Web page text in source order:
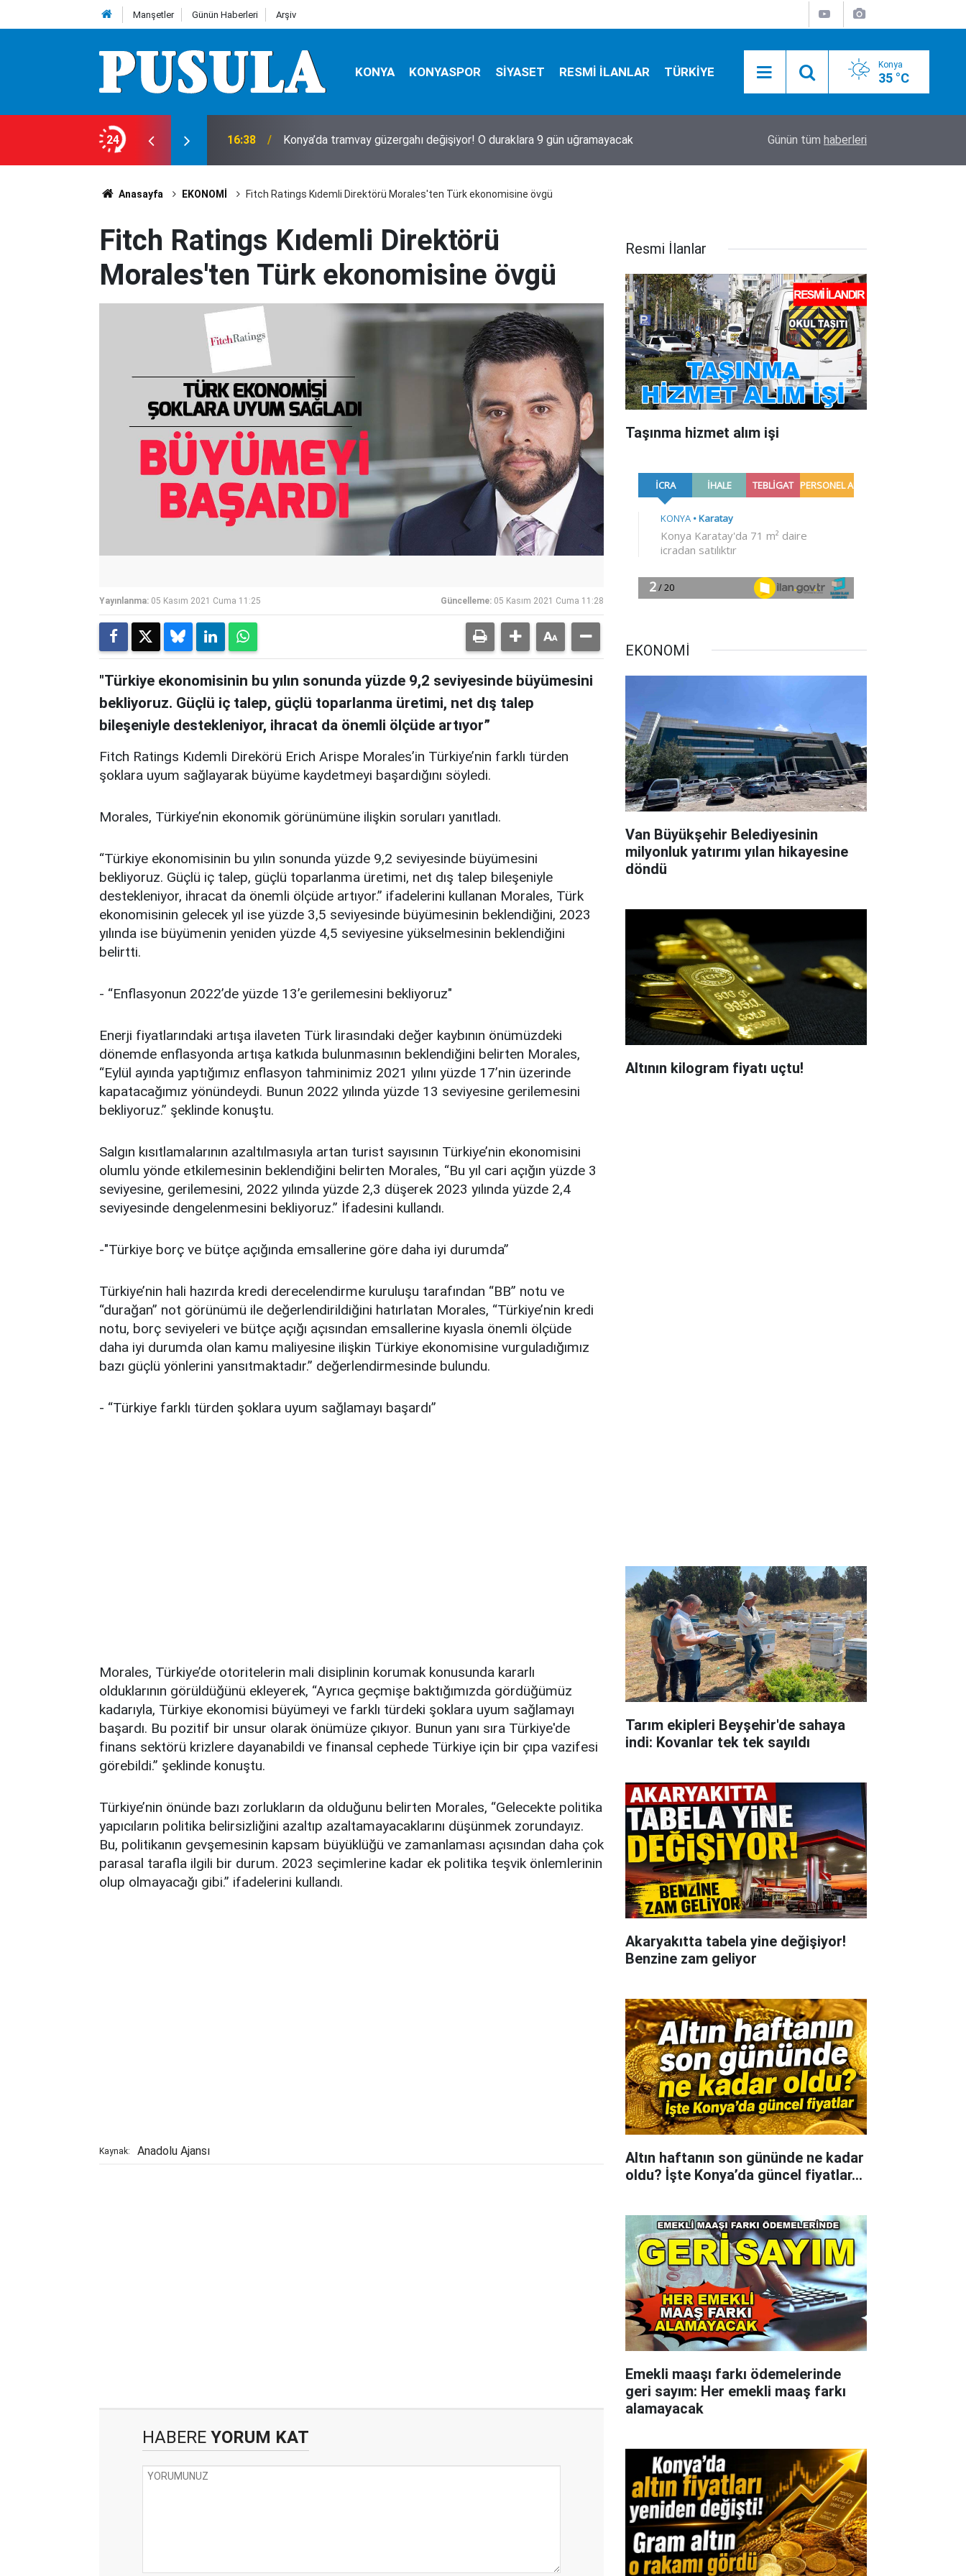
Manşetler Günün Haberleri Arşiv
KONYA KONYASPOR SİYASET RESMİ İLANLAR TÜRKİYE Konya
35 °C
24
para trafiği gündemde 16:38 Konya’da tramvay güzergahı değişiyor! O duraklara 9 gün uğramayacak İlker Başbuğ'dan Açıklama
Günün tüm haberleri
Anasayfa EKONOMİ Fitch Ratings Kıdemli Direktörü Morales'ten Türk ekonomisine övgü
Fitch Ratings Kıdemli Direktörü
Morales'ten Türk ekonomisine övgü
Yayınlanma: 05 Kasım 2021 Cuma 11:25 Güncelleme: 05 Kasım 2021 Cuma 11:28
"Türkiye ekonomisinin bu yılın sonunda yüzde 9,2 seviyesinde büyümesini
bekliyoruz. Güçlü iç talep, güçlü toparlanma üretimi, net dış talep
bileşeniyle destekleniyor, ihracat da önemli ölçüde artıyor”
Fitch Ratings Kıdemli Direkörü Erich Arispe Morales’in Türkiye’nin farklı türden
şoklara uyum sağlayarak büyüme kaydetmeyi başardığını söyledi.
Morales, Türkiye’nin ekonomik görünümüne ilişkin soruları yanıtladı.
“Türkiye ekonomisinin bu yılın sonunda yüzde 9,2 seviyesinde büyümesini
bekliyoruz. Güçlü iç talep, güçlü toparlanma üretimi, net dış talep bileşeniyle
destekleniyor, ihracat da önemli ölçüde artıyor.” ifadelerini kullanan Morales, Türk
ekonomisinin gelecek yıl ise yüzde 3,5 seviyesinde büyümesinin beklendiğini, 2023
yılında ise büyümenin yeniden yüzde 4,5 seviyesine yükselmesinin beklendiğini
belirtti.
- “Enflasyonun 2022’de yüzde 13’e gerilemesini bekliyoruz"
Enerji fiyatlarındaki artışa ilaveten Türk lirasındaki değer kaybının önümüzdeki
dönemde enflasyonda artışa katkıda bulunmasının beklendiğini belirten Morales,
“Eylül ayında yaptığımız enflasyon tahminimiz 2021 yılını yüzde 17’nin üzerinde
kapatacağımız yönündeydi. Bunun 2022 yılında yüzde 13 seviyesine gerilemesini
bekliyoruz.” şeklinde konuştu.
Salgın kısıtlamalarının azaltılmasıyla artan turist sayısının Türkiye’nin ekonomisini
olumlu yönde etkilemesinin beklendiğini belirten Morales, “Bu yıl cari açığın yüzde 3
seviyesine, gerilemesini, 2022 yılında yüzde 2,3 düşerek 2023 yılında yüzde 2,4
seviyesinde dengelenmesini bekliyoruz.” İfadesini kullandı.
-"Türkiye borç ve bütçe açığında emsallerine göre daha iyi durumda”
Türkiye’nin hali hazırda kredi derecelendirme kuruluşu tarafından “BB” notu ve
“durağan” not görünümü ile değerlendirildiğini hatırlatan Morales, “Türkiye’nin kredi
notu, borç seviyeleri ve bütçe açığı açısından emsallerine kıyasla önemli ölçüde
daha iyi durumda olan kamu maliyesine ilişkin Türkiye ekonomisine vurguladığımız
bazı güçlü yönlerini yansıtmaktadır.” değerlendirmesinde bulundu.
- “Türkiye farklı türden şoklara uyum sağlamayı başardı”
Morales, Türkiye’de otoritelerin mali disiplinin korumak konusunda kararlı
olduklarının görüldüğünü ekleyerek, “Ayrıca geçmişe baktığımızda gördüğümüz
kadarıyla, Türkiye ekonomisi büyümeyi ve farklı türdeki şoklara uyum sağlamayı
başardı. Bu pozitif bir unsur olarak önümüze çıkıyor. Bunun yanı sıra Türkiye'de
finans sektörü krizlere dayanabildi ve finansal cephede Türkiye için bir çıpa vazifesi
görebildi.” şeklinde konuştu.
Türkiye’nin önünde bazı zorlukların da olduğunu belirten Morales, “Gelecekte politika
yapıcıların politika belirsizliğini azaltıp azaltamayacaklarını düşünmek zorundayız.
Bu, politikanın gevşemesinin kapsam büyüklüğü ve zamanlaması açısından daha çok
parasal tarafla ilgili bir durum. 2023 seçimlerine kadar ek politika teşvik önlemlerinin
olup olmayacağı gibi.” ifadelerini kullandı.
Kaynak: Anadolu Ajansı
HABERE YORUM KAT
Resmi İlanlar
Taşınma hizmet alım işi
EKONOMİ
Van Büyükşehir Belediyesinin
milyonluk yatırımı yılan hikayesine
döndü
Altının kilogram fiyatı uçtu!
Tarım ekipleri Beyşehir'de sahaya
indi: Kovanlar tek tek sayıldı
Akaryakıtta tabela yine değişiyor!
Benzine zam geliyor
Altın haftanın son gününde ne kadar
oldu? İşte Konya’da güncel fiyatlar...
Emekli maaşı farkı ödemelerinde
geri sayım: Her emekli maaş farkı
alamayacak